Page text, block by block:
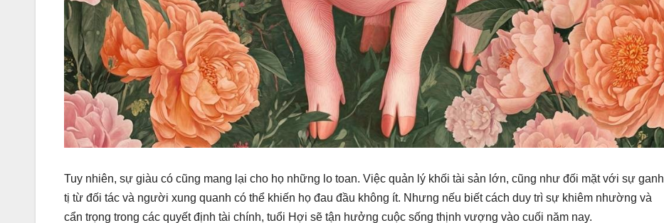
Tuy nhiên, sự giàu có cũng mang lại cho họ những lo toan. Việc quản lý khối tài sản lớn, cũng như đối mặt với sự ganh
tị từ đối tác và người xung quanh có thể khiến họ đau đầu không ít. Nhưng nếu biết cách duy trì sự khiêm nhường và
cẩn trọng trong các quyết định tài chính, tuổi Hợi sẽ tận hưởng cuộc sống thịnh vượng vào cuối năm nay.